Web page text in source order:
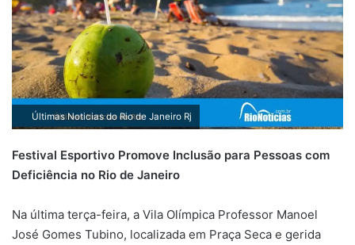
Últimas Noticias do Rio de Janeiro Rj
Festival Esportivo Promove Inclusão para Pessoas com
Deficiência no Rio de Janeiro
Na última terça-feira, a Vila Olímpica Professor Manoel
José Gomes Tubino, localizada em Praça Seca e gerida